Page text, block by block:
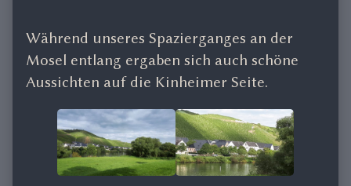
Während unseres Spazierganges an der
Mosel entlang ergaben sich auch schöne
Aussichten auf die Kinheimer Seite.